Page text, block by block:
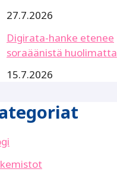
27.7.2026
Digirata-hanke etenee
soraäänistä huolimatta
15.7.2026